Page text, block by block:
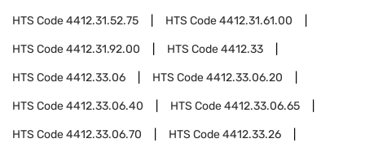
HTS Code4412.31.52.75 HTS Code4412.31.61.00
HTS Code4412.31.92.00 HTS Code4412.33
HTS Code4412.33.06 HTS Code4412.33.06.20
HTS Code4412.33.06.40 HTS Code4412.33.06.65
HTS Code4412.33.06.70 HTS Code4412.33.26